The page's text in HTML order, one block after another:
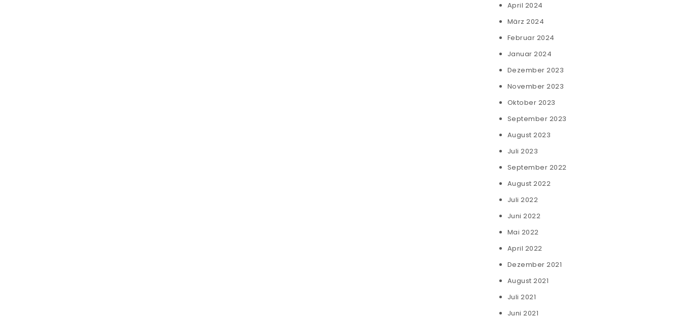
April 2024
März 2024
Februar 2024
Januar 2024
Dezember 2023
November 2023
Oktober 2023
September 2023
August 2023
Juli 2023
September 2022
August 2022
Juli 2022
Juni 2022
Mai 2022
April 2022
Dezember 2021
August 2021
Juli 2021
Juni 2021